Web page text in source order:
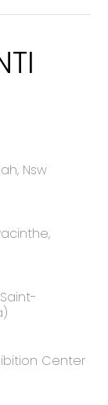
Nsw
Center